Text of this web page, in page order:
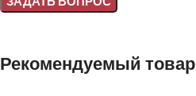
Рекомендуемый товар